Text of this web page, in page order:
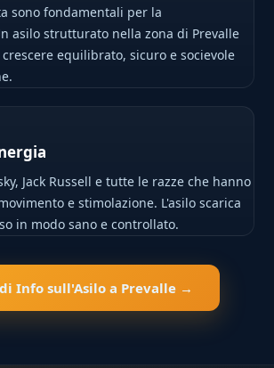
sono fondamentali per la
asilo strutturato nella zona di Prevalle
equilibrato, sicuro e socievole
Jack Russell e tutte le razze che hanno
e stimolazione. L'asilo scarica
in modo sano e controllato.
Info sull'Asilo a Prevalle →